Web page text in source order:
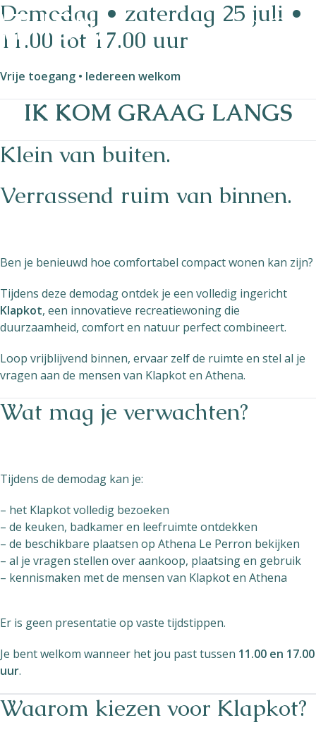
Naturisme
Community
Kalender
Parken
Ossendrecht
Le Perron
Helios
NL FR EN
Apple App Store
Demodag • zaterdag 25 juli •
11.00 tot 17.00 uur
Vrije toegang • Iedereen welkom
IK KOM GRAAG LANGS
Klein van buiten.
Verrassend ruim van binnen.
Ben je benieuwd hoe comfortabel compact wonen kan zijn?
Tijdens deze demodag ontdek je een volledig ingericht
Klapkot, een innovatieve recreatiewoning die
duurzaamheid, comfort en natuur perfect combineert.
Loop vrijblijvend binnen, ervaar zelf de ruimte en stel al je
vragen aan de mensen van Klapkot en Athena.
Wat mag je verwachten?
Tijdens de demodag kan je:
– het Klapkot volledig bezoeken
– de keuken, badkamer en leefruimte ontdekken
– de beschikbare plaatsen op Athena Le Perron bekijken
– al je vragen stellen over aankoop, plaatsing en gebruik
– kennismaken met de mensen van Klapkot en Athena
Er is geen presentatie op vaste tijdstippen.
Je bent welkom wanneer het jou past tussen 11.00 en 17.00
uur.
Waarom kiezen voor Klapkot?